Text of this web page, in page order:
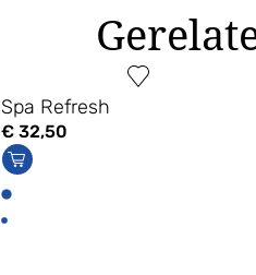
Spa Refresh
€ 32,50